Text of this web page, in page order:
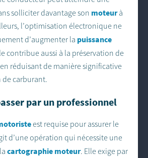
solliciter davantage son moteurà
l’optimisation électronique ne
d’augmenter la puissance
contribue aussi à la préservation de
réduisant de manière significative
carburant.
par un professionnel
est requise pour assurer le
d’une opération qui nécessite une
cartographie moteur. Elle exige par